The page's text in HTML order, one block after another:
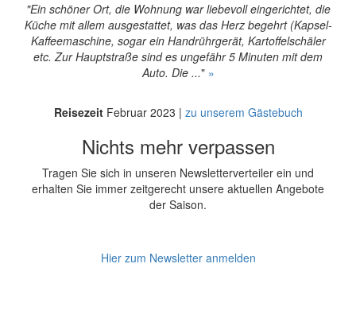
"Ein schöner Ort, die Wohnung war liebevoll eingerichtet, die
Küche mit allem ausgestattet, was das Herz begehrt (Kapsel-
Kaffeemaschine, sogar ein Handrührgerät, Kartoffelschäler
etc. Zur Hauptstraße sind es ungefähr 5 Minuten mit dem
Auto. Die ..." »
ReisezeitFebruar 2023 | zu unserem Gästebuch
Nichts mehr verpassen
Tragen Sie sich in unseren Newsletterverteiler ein und
erhalten Sie immer zeitgerecht unsere aktuellen Angebote
der Saison.
Hier zum Newsletter anmelden